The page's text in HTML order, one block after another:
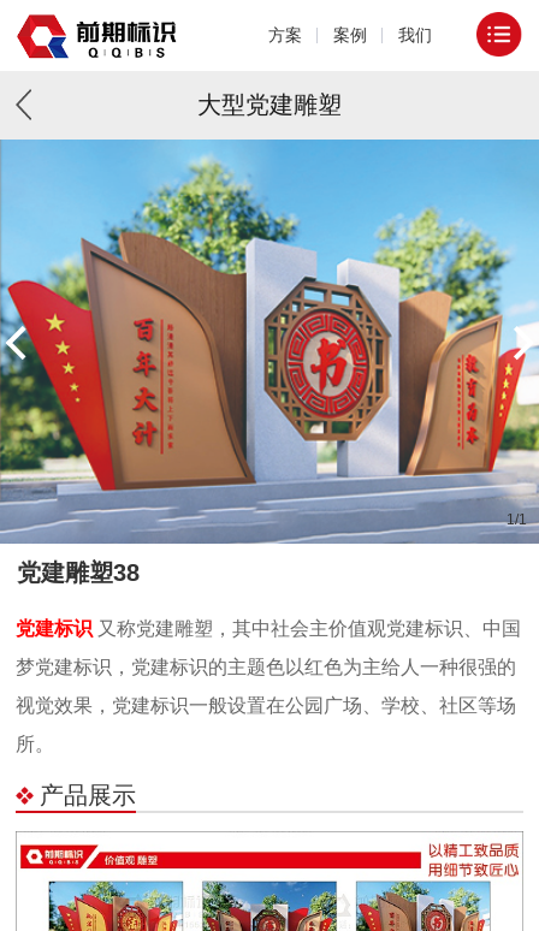
方案 案例 我们
大型党建雕塑
1/1
党建雕塑38
党建标识 又称党建雕塑，其中社会主价值观党建标识、中国
梦党建标识，党建标识的主题色以红色为主给人一种很强的
视觉效果，党建标识一般设置在公园广场、学校、社区等场
所。
产品展示